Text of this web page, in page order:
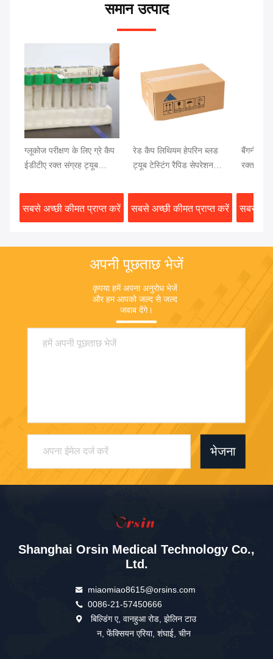
समान उत्पाद
ग्लूकोज परीक्षण के लिए ग्रे कैप
ईडीटीए रक्त संग्रह ट्यूब
सबसे अच्छी कीमत प्राप्त करें
रेड कैप लिथियम हेपरिन ब्लड
ट्यूब टेस्टिंग रैपिड सेपरेशन
सबसे अच्छी कीमत प्राप्त करें
बैंगनी कैप
रक्त
सबसे
अपनी पूछताछ भेजें
कृपया हमें अपना अनुरोध भेजें
और हम आपको जल्द से जल्द
जवाब देंगे।
भेजना
Shanghai Orsin Medical Technology Co.,
Ltd.
miaomiao8615@orsins.com
0086-21-57450666
बिल्डिंग ए, वानहुआ रोड, झेलिन टाउ
न, फेंक्सियन एरिया, शंघाई, चीन